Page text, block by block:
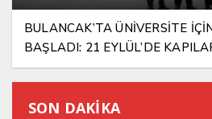
BULANCAK’TA ÜNİVERSİTE
BAŞLADI: 21 EYLÜL’DE
SON DAKİKA